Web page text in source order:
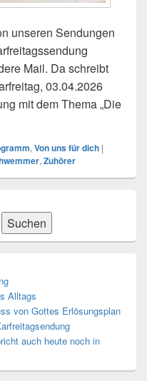
unseren Sendungen
Mail. Da schreibt
03.04.2026
mit dem Thema „Die
nochmals die
, Von uns für dich |
, Zuhörer
Suchen
Alltags
von Gottes Erlösungsplan
auch heute noch in